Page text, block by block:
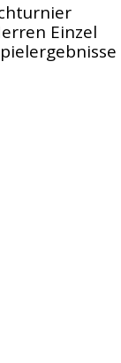
Einzel